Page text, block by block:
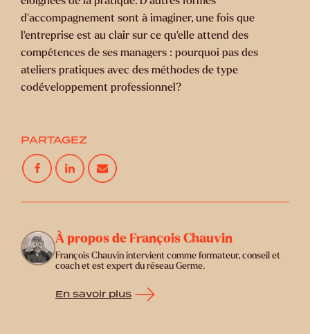
d’accompagnement sont à imaginer, une fois que
l’entreprise est au clair sur ce qu’elle attend des
compétences de ses managers : pourquoi pas des
ateliers pratiques avec des méthodes de type
codéveloppement professionnel?
PARTAGEZ
À propos de François Chauvin
François Chauvin intervient comme formateur, conseil et
coach et est expert du réseau Germe.
En savoir plus